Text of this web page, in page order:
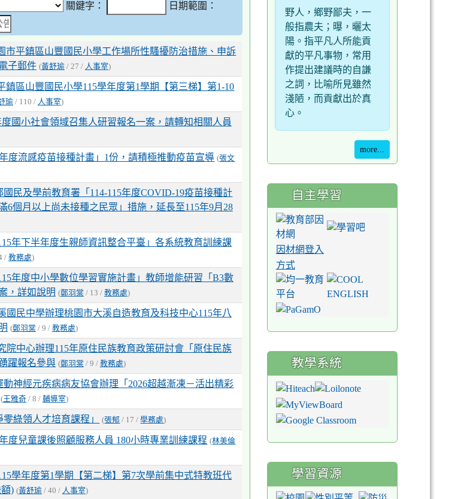
?請洽
唐氏症
醒您。
請洽
幸福家
守護
來路不
您。
力女超
會於桃
學校聯合運動會 五年孝班 徐崇躍 榮
式接力第5名、4x50公尺自由式接力第
4名
2026-02-24
學校聯合運動會 五年忠班 鍾惟勛 榮
接力第5名
學校聯合運動會 五年孝班 徐芝盈 榮
獲4x50公尺自由式接力第5名
2026-02-24
榮譽榜
115桃園市中小
學校聯合運動會 二年仁班 鍾惟諺 榮
獲50公尺自由式第7名、4x50公尺混合
4名
學校聯合運動會 五年義班 涂竣程 榮
獲4x50公尺混合式接力第5名、4x50公
尺自由式接力第4名
學校聯合運動會 五年孝班 徐崇躍 榮
獲100公尺仰式第6名、4x50公尺混合
式接力第5名、4x50公尺自由式接力第
4名
學校聯合運動會 五年忠班 鍾惟勛 榮
獲50公尺蝶式第6名、4x50公尺混合式
接力第5名
關鍵字：
日期範圍：
市平鎮區山豐國民小學工作場所性騷擾防治措施、申訴
子郵件 (黃舒瑜/ 27 / 人事室)
鎮區山豐國民小學115學年度第1學期【第三梯】第1-10
瑜/ 110 / 人事室)
國小社會領域召集人研習報名一案，請轉知相關人員
度流感疫苗接種計畫」1份，請積極推動疫苗宣導 (張文
國民及學前教育署「114-115年度COVID-19疫苗接種計
6個月以上尚未接種之民眾」措施，延長至115年9月28
年下半年度生親師資訊整合平臺」各系統教育訓練課
/ 教務處)
年度中小學數位學習實施計畫」教師增能研習「B3數
，詳如說明 (鄭羽棠 / 13 / 教務處)
國民中學辦理桃園市大溪自造教育及科技中心115年八
(鄭羽棠 / 9 / 教務處)
院中心辦理115年原住民族教育政策研討會「原住民族
躍報名參與 (鄭羽棠 / 9 / 教務處)
動神經元疾病病友協會辦理「2026超越漸凍－活出精彩
(王雅奇/ 8 / 輔導室)
綠領人才培育課程」 (張郁 / 17 /學務處)
度兒童課後照顧服務人員 180小時專業訓練課程 (林美倫
學年度第1學期【第二梯】第7次學前集中式特教班代
) (黃舒瑜/ 40 / 人事室)
野人，鄉野鄙夫，一
般指農夫；曝，曬太
陽。指平凡人所能貢
獻的平凡事物，常用
作提出建議時的自謙
之詞，比喻所見雖然
淺陋，而貢獻出於真
心。
more...
自主學習
因材網登入
方式
教學系統
學習資源